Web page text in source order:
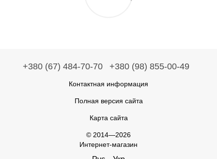
+380 (67) 484-70-70 +380 (98) 855-00-49
Контактная информация
Полная версия сайта
Карта сайта
© 2014—2026
Интернет-магазин